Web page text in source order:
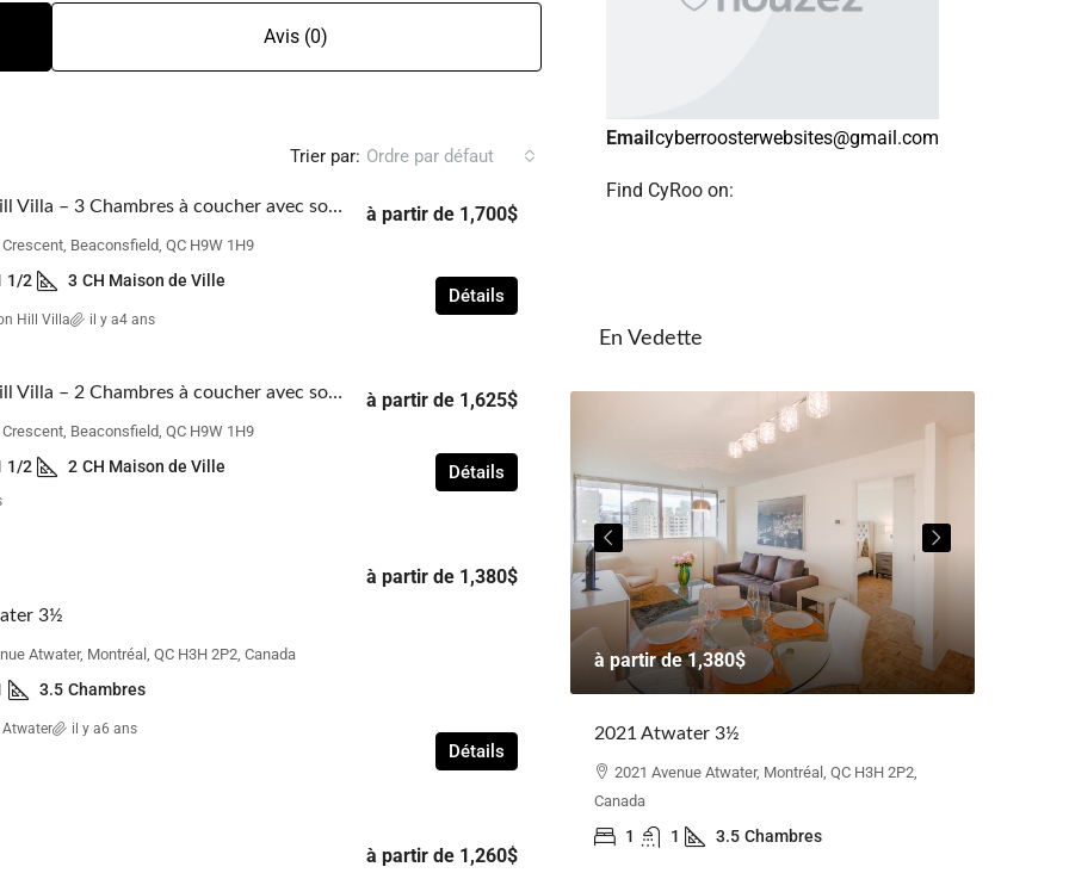
Avis (0)
Trier par: Ordre par défaut
Beacon Hill Villa – 3 Chambres à coucher avec sous-sol à partir de 1,700$
Crescent, Beaconsfield, QC H9W 1H9
1/2 3 CH Maison de Ville
Détails
Hill Villa il y a4 ans
Beacon Hill Villa – 2 Chambres à coucher avec sous-sol à partir de 1,625$
Crescent, Beaconsfield, QC H9W 1H9
1/2 2 CH Maison de Ville Détails
3½
à partir de 1,380$
Atwater, Montréal, QC H3H 2P2, Canada
3.5 Chambres
Détails
il y a6 ans
à partir de 1,260$
Emailcyberroosterwebsites@gmail.com
Find CyRoo on:
En Vedette
à
à partir de1,700$ à partir de1,380$
2021 Atwater 3½
2021 Avenue Atwater, Montréal, QC H3H 2P2,
Canada
1 1 3.5 Chambres